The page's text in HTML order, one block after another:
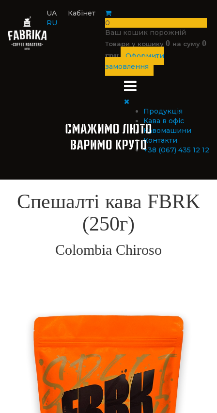
UA
RU
Кабінет
0
Ваш кошик порожній
Товари у кошику 0 на суму 0
грн
Оформити
замовлення
Продукція
Кава в офіс
Кавомашини
Контакти
+38 (067) 435 12 12
Спешалті кава FBRK
(250г)
Colombia Chiroso